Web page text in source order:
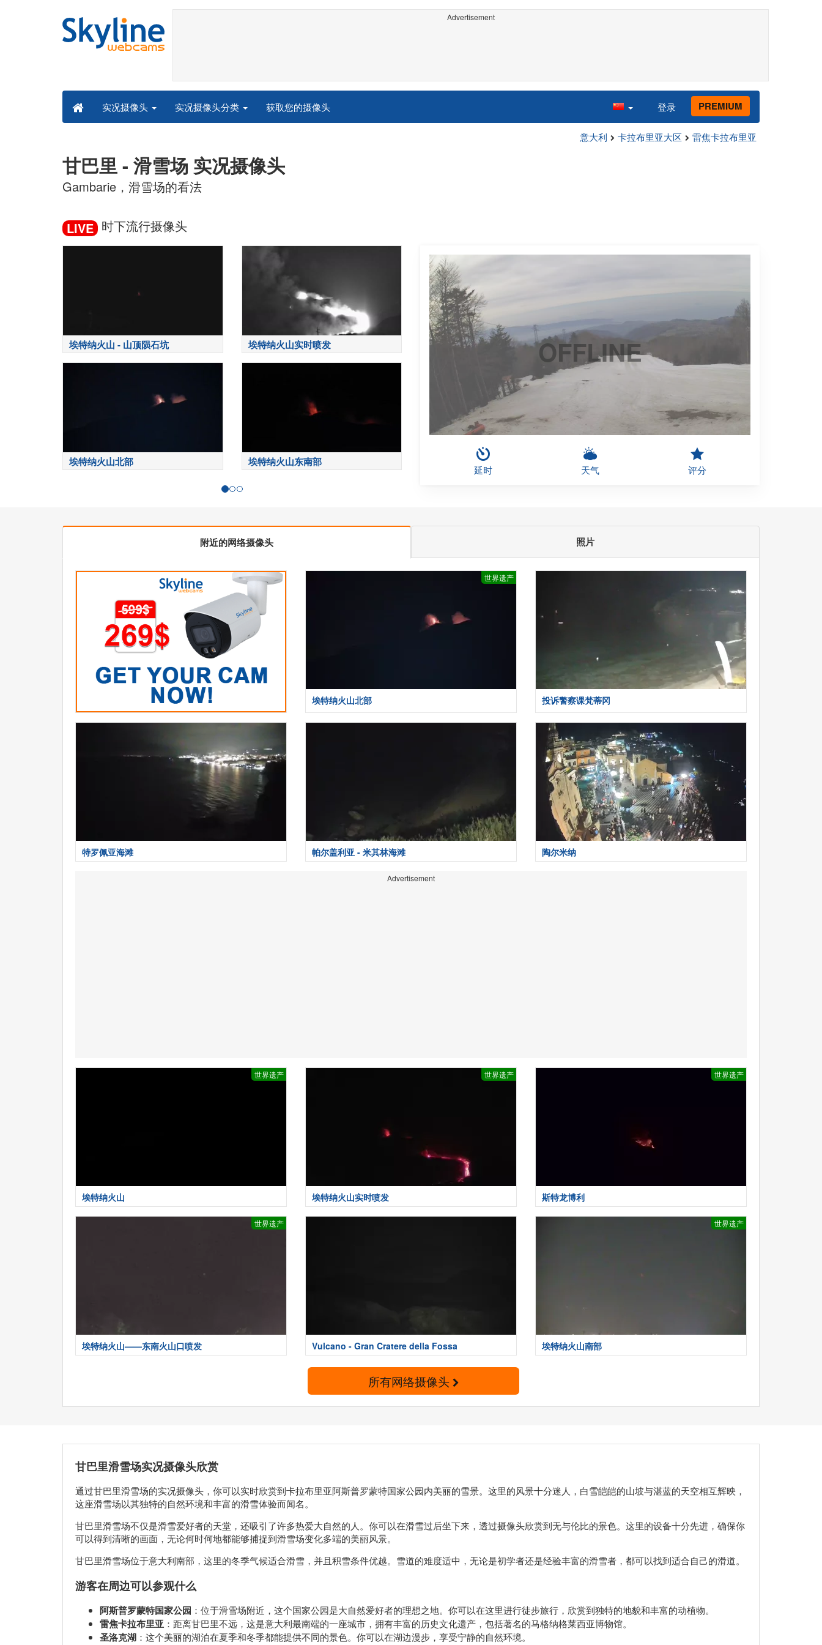
Advertisement
实况摄像头 实况摄像头分类 获取您的摄像头 登录 PREMIUM
意大利 卡拉布里亚大区 雷焦卡拉布里亚
甘巴里 - 滑雪场 实况摄像头
Gambarie，滑雪场的看法
LIVE 时下流行摄像头
埃特纳火山 - 山顶陨石坑 埃特纳火山实时喷发
埃特纳火山北部 埃特纳火山东南部
OFFLINE
延时 天气 评分
附近的网络摄像头 照片
世界遗产
埃特纳火山北部 投诉警察课梵蒂冈
特罗佩亚海滩 帕尔盖利亚 - 米其林海滩 陶尔米纳
Advertisement
世界遗产
埃特纳火山
世界遗产
埃特纳火山实时喷发
世界遗产
斯特龙博利
世界遗产
埃特纳火山——东南火山口喷发 Vulcano - Gran Cratere della Fossa
世界遗产
埃特纳火山南部
所有网络摄像头
甘巴里滑雪场实况摄像头欣赏
通过甘巴里滑雪场的实况摄像头，你可以实时欣赏到卡拉布里亚阿斯普罗蒙特国家公园内美丽的雪景。这里的风景十分迷人，白雪皑皑的山坡与湛蓝的天空相互辉映，
这座滑雪场以其独特的自然环境和丰富的滑雪体验而闻名。
甘巴里滑雪场不仅是滑雪爱好者的天堂，还吸引了许多热爱大自然的人。你可以在滑雪过后坐下来，透过摄像头欣赏到无与伦比的景色。这里的设备十分先进，确保你
可以得到清晰的画面，无论何时何地都能够捕捉到滑雪场变化多端的美丽风景。
甘巴里滑雪场位于意大利南部，这里的冬季气候适合滑雪，并且积雪条件优越。雪道的难度适中，无论是初学者还是经验丰富的滑雪者，都可以找到适合自己的滑道。
游客在周边可以参观什么
阿斯普罗蒙特国家公园 ：位于滑雪场附近，这个国家公园是大自然爱好者的理想之地。你可以在这里进行徒步旅行，欣赏到独特的地貌和丰富的动植物。
雷焦卡拉布里亚 ：距离甘巴里不远，这是意大利最南端的一座城市，拥有丰富的历史文化遗产，包括著名的马格纳格莱西亚博物馆。
圣洛克湖 ：这个美丽的湖泊在夏季和冬季都能提供不同的景色。你可以在湖边漫步，享受宁静的自然环境。